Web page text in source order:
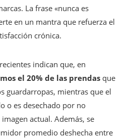
La frase «nunca es
en un mantra que refuerza el
crónica.
indican que, en
el 20% de las prendas que
guardarropas, mientras que el
o es desechado por no
actual. Además, se
promedio deshecha entre